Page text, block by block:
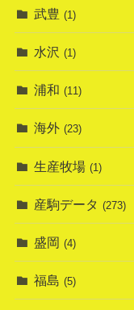
武豊 (1)
水沢 (1)
浦和 (11)
海外 (23)
生産牧場 (1)
産駒データ (273)
盛岡 (4)
福島 (5)